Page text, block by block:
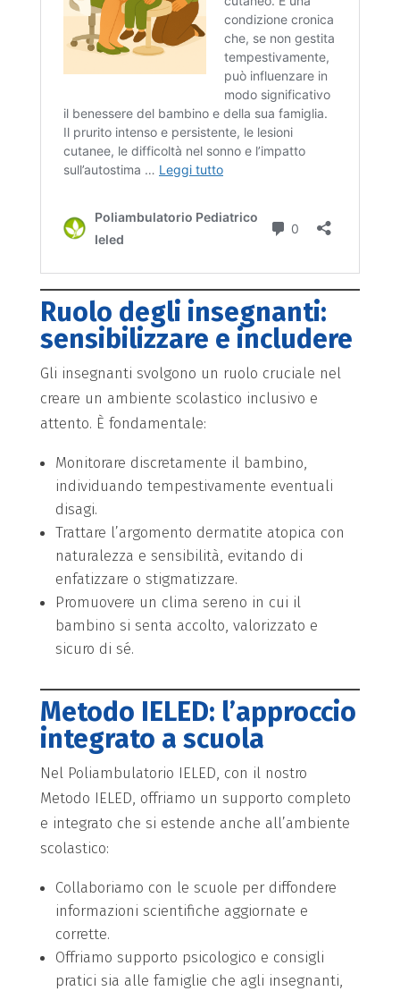
Ruolo degli insegnanti:
sensibilizzare e includere
Gli insegnanti svolgono un ruolo cruciale nel
creare un ambiente scolastico inclusivo e
attento. È fondamentale:
Monitorare discretamente il bambino,
individuando tempestivamente eventuali
disagi.
Trattare l’argomento dermatite atopica con
naturalezza e sensibilità, evitando di
enfatizzare o stigmatizzare.
Promuovere un clima sereno in cui il
bambino si senta accolto, valorizzato e
sicuro di sé.
Metodo IELED: l’approccio
integrato a scuola
Nel Poliambulatorio IELED, con il nostro
Metodo IELED, offriamo un supporto completo
e integrato che si estende anche all’ambiente
scolastico:
Collaboriamo con le scuole per diffondere
informazioni scientifiche aggiornate e
corrette.
Offriamo supporto psicologico e consigli
pratici sia alle famiglie che agli insegnanti,